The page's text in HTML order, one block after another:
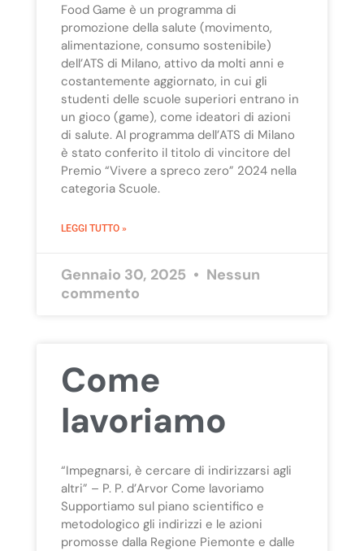
Food Game è un programma di
promozione della salute (movimento,
alimentazione, consumo sostenibile)
dell’ATS di Milano, attivo da molti anni e
costantemente aggiornato, in cui gli
studenti delle scuole superiori entrano in
un gioco (game), come ideatori di azioni
di salute. Al programma dell’ATS di Milano
è stato conferito il titolo di vincitore del
Premio “Vivere a spreco zero” 2024 nella
categoria Scuole.
LEGGI TUTTO »
Gennaio 30, 2025
Nessun
commento
Come
lavoriamo
“Impegnarsi, è cercare di indirizzarsi agli
altri” – P. P. d’Arvor Come lavoriamo
Supportiamo sul piano scientifico e
metodologico gli indirizzi e le azioni
promosse dalla Regione Piemonte e dalle